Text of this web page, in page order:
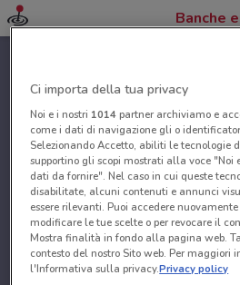
Ci importa della tua privacy
Noi e i nostri 1014partner archiviamo e
come i dati di navigazione gli o
Selezionando Accetto, abiliti le tecnologie
supportino gli scopi mostrati alla voce "Noi
dati da fornire". Nel caso in cui queste
disabilitate, alcuni contenuti e annunci
essere rilevanti. Puoi accedere
modificare le tue scelte o per revocare il
Mostra finalità in fondo alla pagina web.
contesto del nostro Sito web. Per maggiori
l'Informativa sulla privacy.Privacy policy